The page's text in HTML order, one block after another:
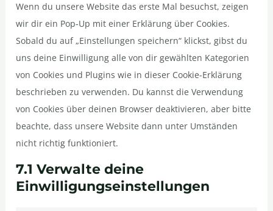
Wenn du unsere Website das erste Mal besuchst, zeigen
wir dir ein Pop-Up mit einer Erklärung über Cookies.
Sobald du auf „Einstellungen speichern“ klickst, gibst du
uns deine Einwilligung alle von dir gewählten Kategorien
von Cookies und Plugins wie in dieser Cookie-Erklärung
beschrieben zu verwenden. Du kannst die Verwendung
von Cookies über deinen Browser deaktivieren, aber bitte
beachte, dass unsere Website dann unter Umständen
nicht richtig funktioniert.
7.1 Verwalte deine
Einwilligungseinstellungen